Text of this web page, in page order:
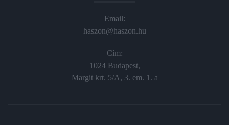
Email:
haszon@haszon.hu
Cím:
1024 Budapest,
Margit krt. 5/A, 3. em. 1. a